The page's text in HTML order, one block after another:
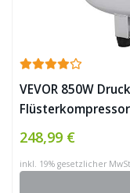
VEVOR 850W
248,99 €
inkl. 19% gesetzlicher